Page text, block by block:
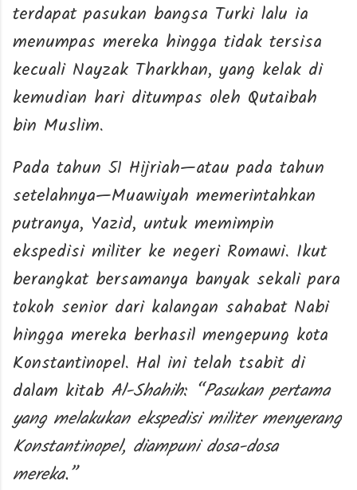
terdapat pasukan bangsa Turki lalu ia
menumpas mereka hingga tidak tersisa
kecuali Nayzak Tharkhan, yang kelak di
kemudian hari ditumpas oleh Qutaibah
bin Muslim.
Pada tahun 51 Hijriah—atau pada tahun
setelahnya—Muawiyah memerintahkan
putranya, Yazid, untuk memimpin
ekspedisi militer ke negeri Romawi. Ikut
berangkat bersamanya banyak sekali para
tokoh senior dari kalangan sahabat Nabi
hingga mereka berhasil mengepung kota
Konstantinopel. Hal ini telah tsabit di
dalam kitab Al-Shahih: “Pasukan pertama
yang melakukan ekspedisi militer menyerang
Konstantinopel, diampuni dosa-dosa
mereka.”